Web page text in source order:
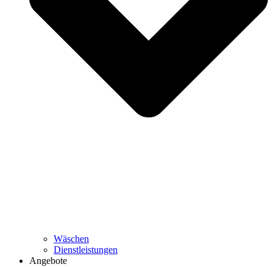
Wäschen
Dienstleistungen
Angebote